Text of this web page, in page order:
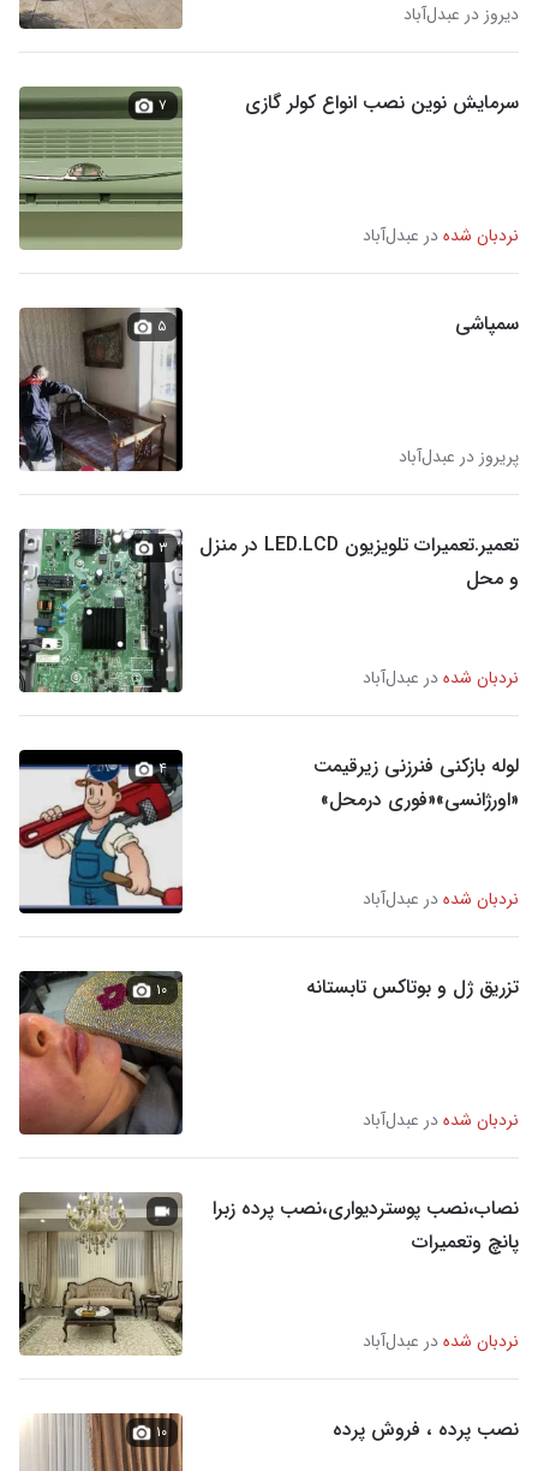
دیروز در عبدل‌آباد
سرمایش نوین نصب انواع کولر گازی
نردبان شدهدر عبدل‌آباد
۷
سمپاشی
پریروز در عبدل‌آباد
۵
تعمیر.تعمیرات تلویزیون LED.LCD در منزل
و محل
نردبان شدهدر عبدل‌آباد
۳
لوله بازکنی فنرزنی زیرقیمت
«اورژانسی»«فوری درمحل»
نردبان شدهدر عبدل‌آباد
۴
تزریق ژل و بوتاکس تابستانه
نردبان شدهدر عبدل‌آباد
۱۰
نصاب،نصب پوستردیواری،نصب پرده زبرا
پانچ وتعمیرات
نردبان شدهدر عبدل‌آباد
نصب پرده ، فروش پرده ۱۰